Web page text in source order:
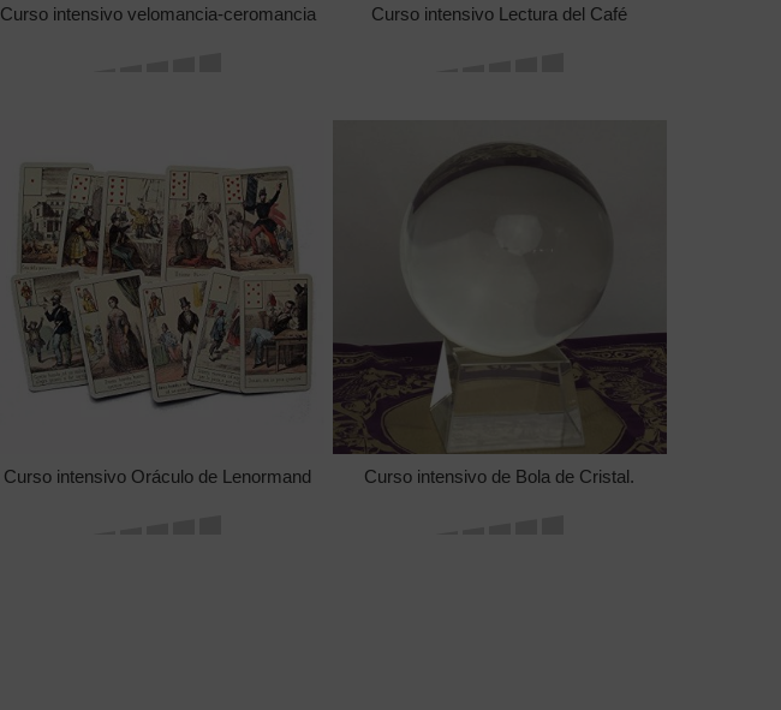
Curso intensivo velomancia-ceromancia Curso intensivo Lectura del Café
Curso intensivo Oráculo de Lenormand Curso intensivo de Bola de Cristal.